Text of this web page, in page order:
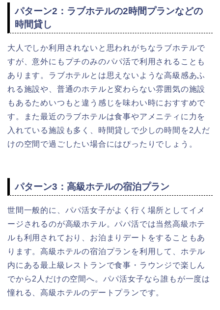
パターン2：ラブホテルの2時間プランなどの
時間貸し
大人でしか利用されないと思われがちなラブホテルで
すが、意外にもプチのみのパパ活で利用されることも
あります。ラブホテルとは思えないような高級感あふ
れる施設や、普通のホテルと変わらない雰囲気の施設
もあるためいつもと違う感じを味わい時におすすめで
す。また最近のラブホテルは食事やアメニティに力を
入れている施設も多く、時間貸しで少しの時間を2人だ
けの空間で過ごしたい場合にはぴったりでしょう。
パターン3：高級ホテルの宿泊プラン
世間一般的に、パパ活女子がよく行く場所としてイメ
ージされるのが高級ホテル。パパ活では当然高級ホテ
ルも利用されており、お泊まりデートをすることもあ
ります。高級ホテルの宿泊プランを利用して、ホテル
内にある最上級レストランで食事・ラウンジで楽しん
でから2人だけの空間へ。パパ活女子なら誰もが一度は
憧れる、高級ホテルのデートプランです。